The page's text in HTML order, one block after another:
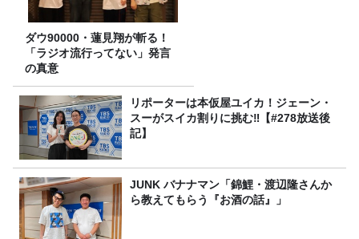
ダウ90000・蓮見翔が斬る！
「ラジオ流行ってない」発言
の真意
リポーターは本仮屋ユイカ！ジェーン・
スーがスイカ割りに挑む‼【#278放送後
記】
JUNK バナナマン「錦鯉・渡辺隆さんか
ら教えてもらう『お酒の話』」